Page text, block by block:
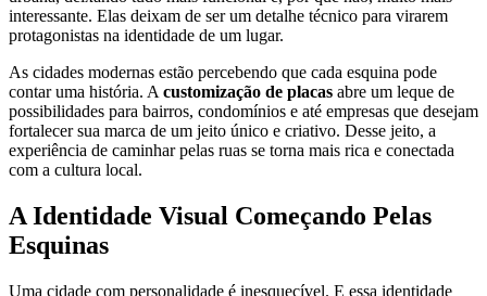
interessante. Elas deixam de ser um detalhe técnico para virarem
protagonistas na identidade de um lugar.
As cidades modernas estão percebendo que cada esquina pode
contar uma história. A customização de placas abre um leque de
possibilidades para bairros, condomínios e até empresas que desejam
fortalecer sua marca de um jeito único e criativo. Desse jeito, a
experiência de caminhar pelas ruas se torna mais rica e conectada
com a cultura local.
A Identidade Visual Começando Pelas
Esquinas
Uma cidade com personalidade é inesquecível. E essa identidade